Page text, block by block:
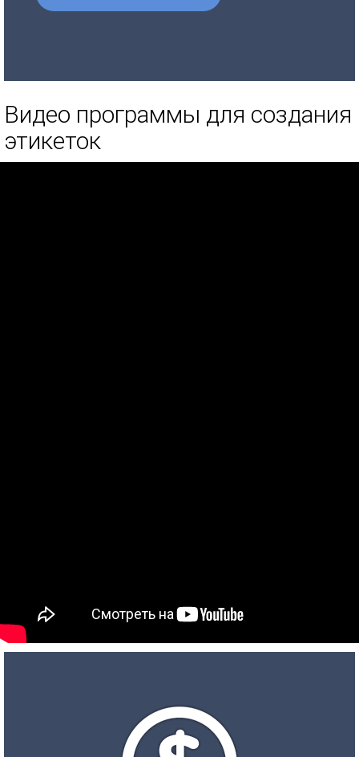
Видео программы для создания
этикеток